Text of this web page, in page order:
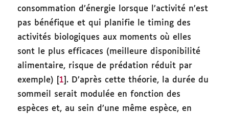
consommation d’énergie lorsque l’activité n’est
pas bénéfique et qui planifie le timing des
activités biologiques aux moments où elles
sont le plus efficaces (meilleure disponibilité
alimentaire, risque de prédation réduit par
exemple) [ 1 ]. D’après cette théorie, la durée du
sommeil serait modulée en fonction des
espèces et, au sein d’une même espèce, en